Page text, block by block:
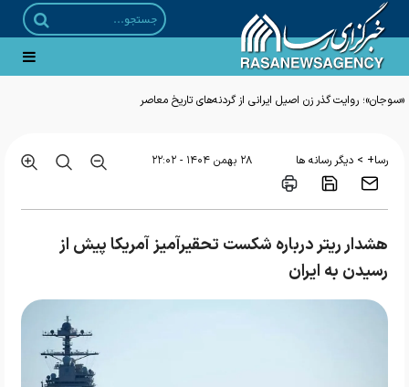
«سوجان»؛ روایت گذر زن اصیل ایرانی از گردنه‌های تاریخ معاصر
رسا+ > دیگر رسانه ها ۲۸ بهمن ۱۴۰۴ - ۲۲:۰۲
هشدار ریتر درباره شکست تحقیرآمیز آمریکا پیش از
رسیدن به ایران